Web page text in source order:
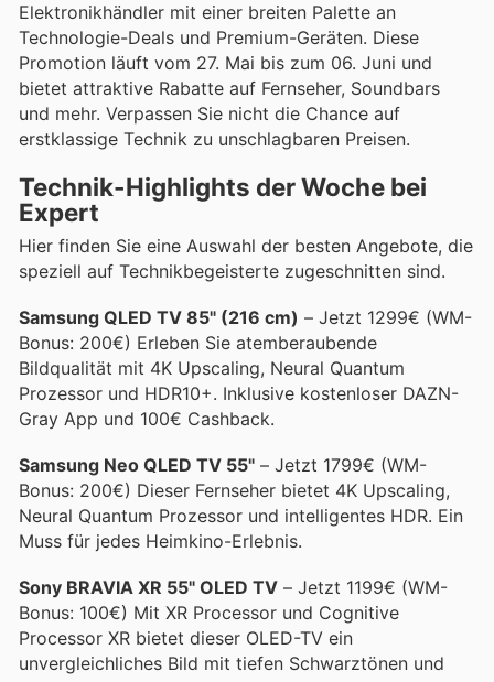
Elektronikhändler mit einer breiten Palette an
Technologie-Deals und Premium-Geräten. Diese
Promotion läuft vom 27. Mai bis zum 06. Juni und
bietet attraktive Rabatte auf Fernseher, Soundbars
und mehr. Verpassen Sie nicht die Chance auf
erstklassige Technik zu unschlagbaren Preisen.
Technik-Highlights der Woche bei
Expert
Hier finden Sie eine Auswahl der besten Angebote, die
speziell auf Technikbegeisterte zugeschnitten sind.
Samsung QLED TV 85" (216 cm) – Jetzt 1299€ (WM-
Bonus: 200€) Erleben Sie atemberaubende
Bildqualität mit 4K Upscaling, Neural Quantum
Prozessor und HDR10+. Inklusive kostenloser DAZN-
Gray App und 100€ Cashback.
Samsung Neo QLED TV 55" – Jetzt 1799€ (WM-
Bonus: 200€) Dieser Fernseher bietet 4K Upscaling,
Neural Quantum Prozessor und intelligentes HDR. Ein
Muss für jedes Heimkino-Erlebnis.
Sony BRAVIA XR 55" OLED TV – Jetzt 1199€ (WM-
Bonus: 100€) Mit XR Processor und Cognitive
Processor XR bietet dieser OLED-TV ein
unvergleichliches Bild mit tiefen Schwarztönen und